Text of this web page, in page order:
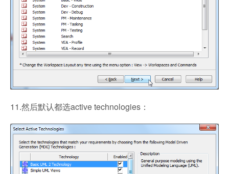
11.然后默认都选active technologies：